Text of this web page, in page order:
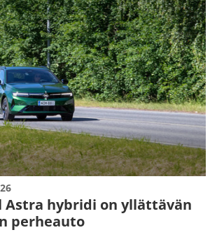
Astra hybridi on yllättävän
perheauto